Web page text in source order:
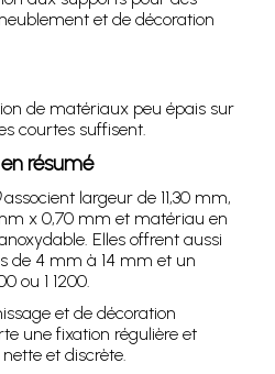
et de décoration
de matériaux peu épais sur
courtes suffisent.
résumé
associent largeur de 11,30 mm,
x 0,70 mm et matériau en
Elles offrent aussi
de 4 mm à 14 mm et un
ou 1 1200.
et de décoration
une fixation régulière et
et discrète.